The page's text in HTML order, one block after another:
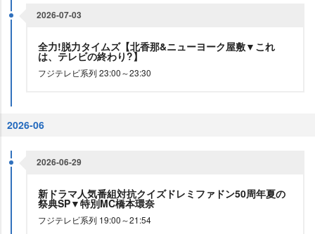
2026-07-03
全力!脱力タイムズ【北香那&ニューヨーク屋敷▼これ
は、テレビの終わり?】
フジテレビ系列 23:00～23:30
2026-06
2026-06-29
新ドラマ人気番組対抗クイズドレミファドン50周年夏の
祭典SP▼特別MC橋本環奈
フジテレビ系列 19:00～21:54